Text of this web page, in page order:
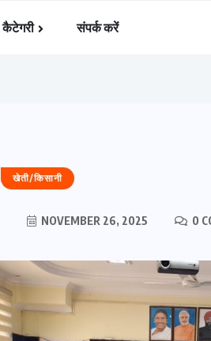
कैटेगरी संपर्क करें
खेती/किसानी
NOVEMBER 26, 2025 0